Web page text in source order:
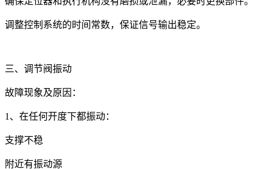
调整控制系统的时间常数，保证信号输出稳定。
三、调节阀振动
故障现象及原因：
1、在任何开度下都振动：
支撑不稳
附近有振动源